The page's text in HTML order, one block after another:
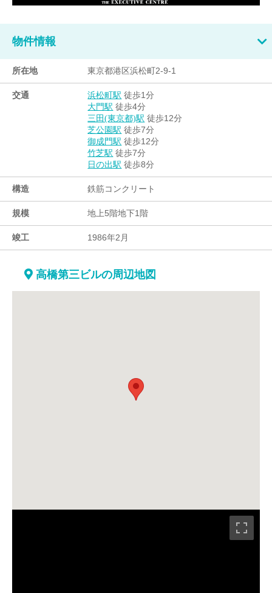
物件情報
所在地 東京都港区浜松町2-9-1
交通 浜松町駅 徒歩1分
大門駅 徒歩4分
三田(東京都)駅 徒歩12分
芝公園駅 徒歩7分
御成門駅 徒歩12分
竹芝駅 徒歩7分
日の出駅 徒歩8分
構造 鉄筋コンクリート
規模 地上5階地下1階
竣工 1986年2月
高橋第三ビルの周辺地図